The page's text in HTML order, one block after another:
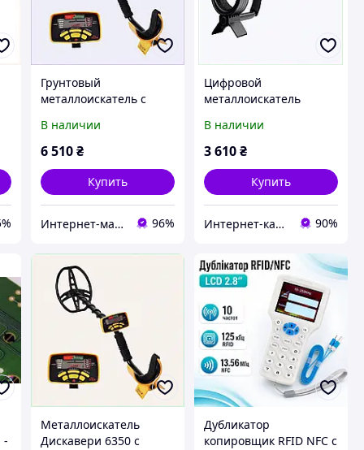
Грунтовый
металлоискатель с
кГц MD6350 169EX86E51
В наличии
6 510 ₴
Купить
Интернет-магазин TVOЁ 96%
Цифровой
металлоискатель
7.5 кГц 18758MKP26
В наличии
3 610₴
Купить
Интернет-каталог скидок Техно ECO 90%
-
Металлоискатель
Дискавери 6350 с
Дубликатор
копировщик RFID NFC с